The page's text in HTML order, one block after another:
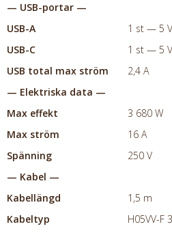
— USB-portar —
USB-A
1 st — 5
USB-C
1 st — 5
USB total max ström
2,4 A
— Elektriska data —
Max effekt
3 680 W
Max ström
16 A
Spänning
250 V
— Kabel —
Kabellängd
1,5 m
Kabeltyp
H05VV-F